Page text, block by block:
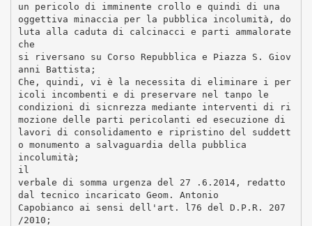
un pericolo di imminente crollo e quindi di una
oggettiva minaccia per la pubblica incolumità, do
luta alla caduta di calcinacci e parti ammalorate
che
si riversano su Corso Repubblica e Piazza S. Giov
anni Battista;
Che, quindi, vi è la necessita di eliminare i per
icoli incombenti e di preservare nel tanpo le
condizioni di sicnrezza mediante interventi di ri
mozione delle parti pericolanti ed esecuzione di
lavori di consolidamento e ripristino del suddett
o monumento a salvaguardia della pubblica
incolumità;
il
verbale di somma urgenza del 27 .6.2014, redatto
dal tecnico incaricato Geom. Antonio
Capobianco ai sensi dell'art. l76 del D.P.R. 207
/2010;